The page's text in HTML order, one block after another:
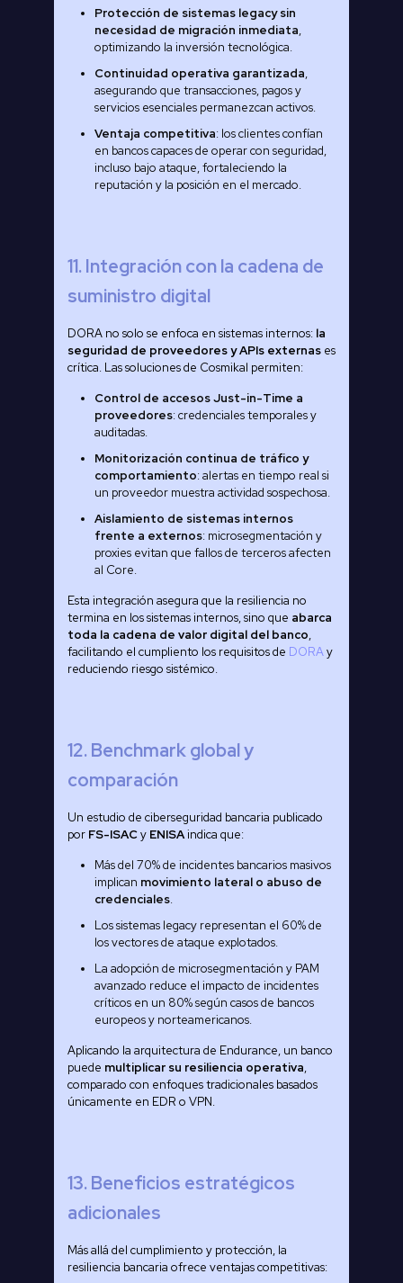
Protección de sistemas legacy sin
necesidad de migración inmediata,
optimizando la inversión tecnológica.
Continuidad operativa garantizada,
asegurando que transacciones, pagos y
servicios esenciales permanezcan activos.
Ventaja competitiva: los clientes confían
en bancos capaces de operar con seguridad,
incluso bajo ataque, fortaleciendo la
reputación y la posición en el mercado.
11. Integración con la cadena de
suministro digital
DORA no solo se enfoca en sistemas internos: la
seguridad de proveedores y APIs externas es
crítica. Las soluciones de Cosmikal permiten:
Control de accesos Just-in-Time a
proveedores: credenciales temporales y
auditadas.
Monitorización continua de tráfico y
comportamiento: alertas en tiempo real si
un proveedor muestra actividad sospechosa.
Aislamiento de sistemas internos
frente a externos: microsegmentación y
proxies evitan que fallos de terceros afecten
al Core.
Esta integración asegura que la resiliencia no
termina en los sistemas internos, sino que abarca
toda la cadena de valor digital del banco,
facilitando el cumpliento los requisitos de DORAy
reduciendo riesgo sistémico.
12. Benchmark global y
comparación
Un estudio de ciberseguridad bancaria publicado
por FS-ISACy ENISAindica que:
Más del 70% de incidentes bancarios masivos
implican movimiento lateral o abuso de
credenciales.
Los sistemas legacy representan el 60% de
los vectores de ataque explotados.
La adopción de microsegmentación y PAM
avanzado reduce el impacto de incidentes
críticos en un 80% según casos de bancos
europeos y norteamericanos.
Aplicando la arquitectura de Endurance, un banco
puede multiplicar su resiliencia operativa,
comparado con enfoques tradicionales basados
únicamente en EDR o VPN.
13. Beneficios estratégicos
adicionales
Más allá del cumplimiento y protección, la
resiliencia bancaria ofrece ventajas competitivas: